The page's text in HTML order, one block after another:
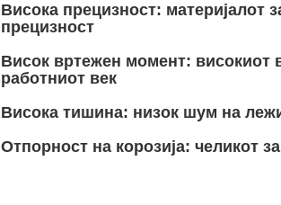
Висока прецизност: материјалот
прецизност
Висок вртежен момент: високиот
работниот век
Висока тишина: низок шум на
Отпорност на корозија: челикот